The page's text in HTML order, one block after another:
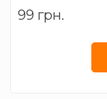
99 грн.